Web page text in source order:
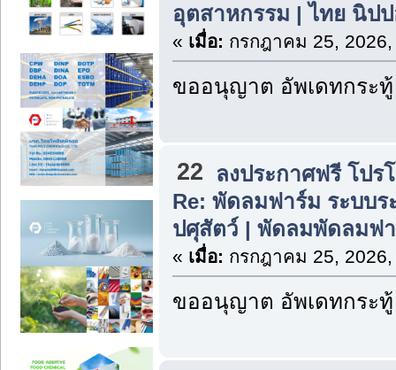
อุตสาหกรรม | ไทย นิป
« เมื่อ: กรกฎาคม 25,
ขออนุญาต อัพเดทกระทู้
22
ลงประกาศฟรี โป
Re: พัดลมฟาร์ม ระบบ
ปศุสัตว์ | พัดลมพัดลมฟ
« เมื่อ: กรกฎาคม 25,
ขออนุญาต อัพเดทกระทู้